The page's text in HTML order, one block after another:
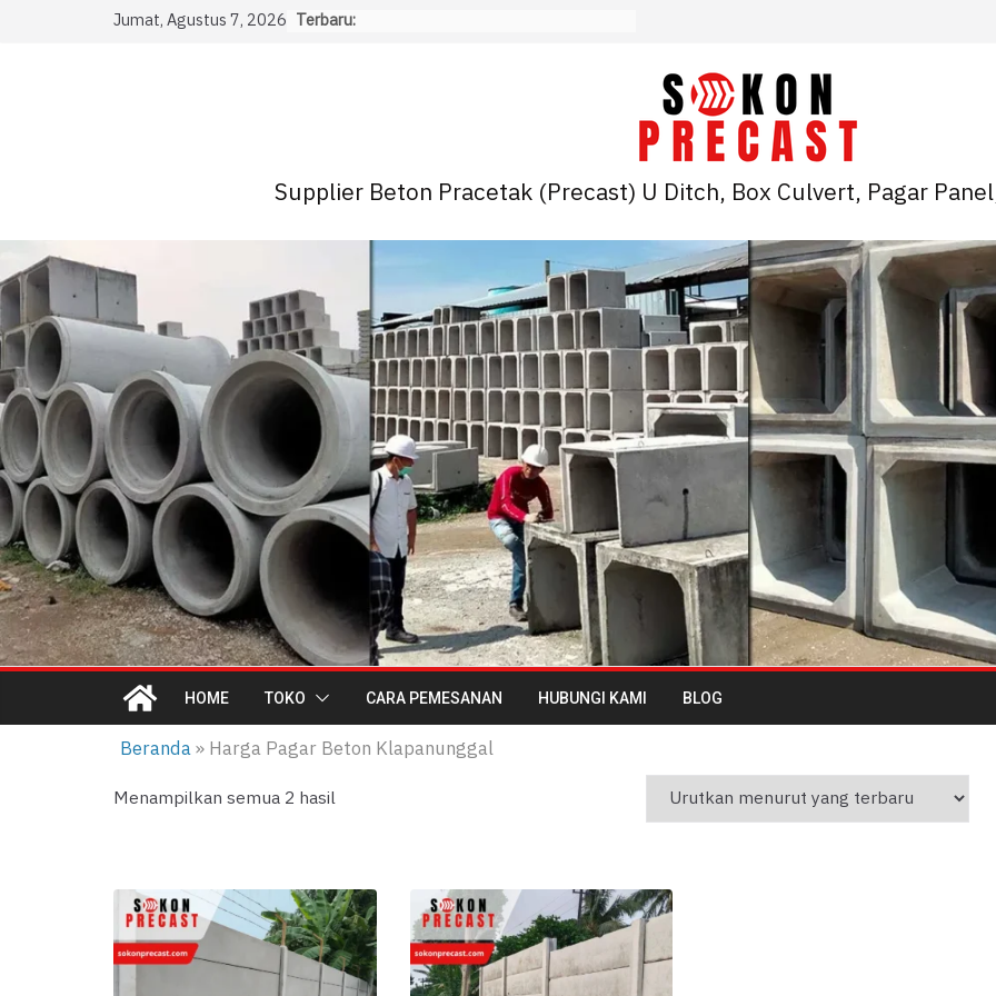
Jumat, Agustus 7, 2026 Terbaru:
Supplier Beton Pracetak (Precast) U Ditch, Box Culvert, Pagar
HOME TOKO CARA PEMESANAN HUBUNGI KAMI BLOG
Beranda» Harga Pagar Beton Klapanunggal
Menampilkan semua 2 hasilD
r
u
t
k